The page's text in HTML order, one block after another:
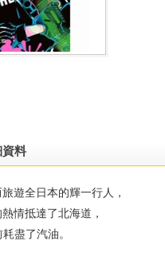
料
全日本的輝一行人，
情抵達了北海道，
盡了汽油。